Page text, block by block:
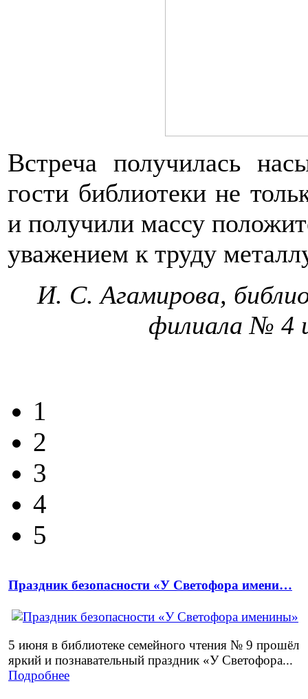
Встреча получилась
гости библиотеки не
и получили массу
уважением к труду
И. С. Агамирова,
филиала № 4
1
2
3
4
5
Праздник безопасности «У Светофора имени…
5 июня в библиотеке семейного чтения № 9 прошёл
яркий и познавательный праздник «У Светофора...
Подробнее